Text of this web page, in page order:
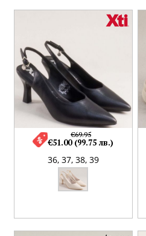
36, 37, 38, 39
€69.95
€51.00 (99.75 лв.)